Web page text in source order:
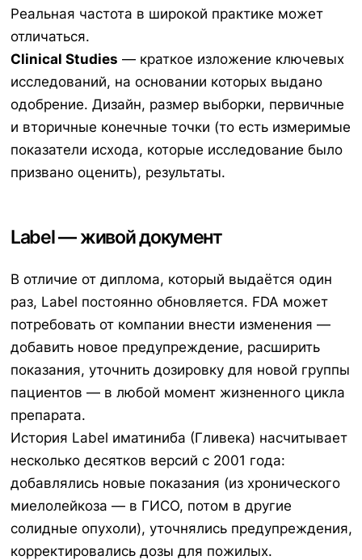
Реальная частота в широкой практике может
отличаться.
Clinical Studies — краткое изложение ключевых
исследований, на основании которых выдано
одобрение. Дизайн, размер выборки, первичные
и вторичные конечные точки (то есть измеримые
показатели исхода, которые исследование было
призвано оценить), результаты.
Label — живой документ
В отличие от диплома, который выдаётся один
раз, Label постоянно обновляется. FDA может
потребовать от компании внести изменения —
добавить новое предупреждение, расширить
показания, уточнить дозировку для новой группы
пациентов — в любой момент жизненного цикла
препарата.
История Label иматиниба (Гливека) насчитывает
несколько десятков версий с 2001 года:
добавлялись новые показания (из хронического
миелолейкоза — в ГИСО, потом в другие
солидные опухоли), уточнялись предупреждения,
корректировались дозы для пожилых.